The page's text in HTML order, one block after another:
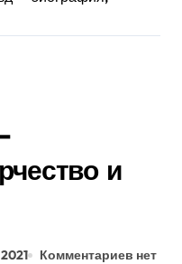
и
Комментариев нет